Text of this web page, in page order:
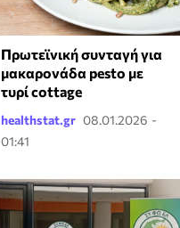
Πρωτεϊνική συνταγή για
μακαρονάδα pesto με
τυρί cottage
healthstat.gr 08.01.2026 -
01:41